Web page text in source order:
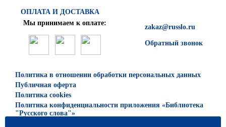
ОПЛАТА И ДОСТАВКА
zakaz@russlo.ru
Обратный звонок
Мы принимаем к оплате:
Политика в отношении обработки персональных данных
Публичная оферта
Политика cookies
Политика конфиденциальности приложения «Библиотека
"Русского слова"»